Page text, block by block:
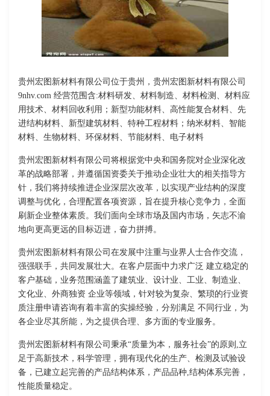
贵州宏图新材料有限公司位于贵州，贵州宏图新材料有限公司
9nhv.com 经营范围含:材料研发、材料制造、材料检测、材料应
用技术、材料回收利用；新型功能材料、高性能复合材料、先
进结构材料、新型建筑材料、特种工程材料；纳米材料、智能
材料、生物材料、环保材料、节能材料、电子材料
贵州宏图新材料有限公司将根据党中央和国务院对企业深化改
革的战略部署，并遵循国资委关于推动企业壮大的相关指导方
针，我们将持续推进企业深层次改革，以实现产业结构的深度
调整与优化，合理配置各项资源，旨在提升核心竞争力，全面
刷新企业整体素质。我们面向全球市场及国内市场，矢志不渝
地向更高更远的目标迈进，奋力拼搏。
贵州宏图新材料有限公司在发展中注重与业界人士合作交流，
强强联手，共同发展壮大。在客户层面中力求广泛 建立稳定的
客户基础，业务范围涵盖了建筑业、设计业、工业、制造业、
文化业、外商独资 企业等领域，针对较为复杂、繁琐的行业资
质注册申请咨询有着丰富的实操经验，分别满足 不同行业，为
各企业尽其所能，为之提供合理、多方面的专业服务。
贵州宏图新材料有限公司秉承“质量为本，服务社会”的原则,立
足于高新技术，科学管理，拥有现代化的生产、检测及试验设
备，已建立起完善的产品结构体系，产品品种,结构体系完善，
性能质量稳定。